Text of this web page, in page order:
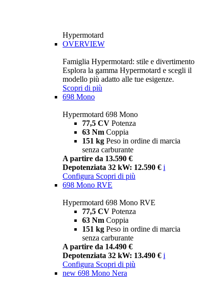
Hypermotard
OVERVIEW
Famiglia Hypermotard: stile e divertimento
Esplora la gamma Hypermotard e scegli il
modello più adatto alle tue esigenze.
Scopri di più
698 Mono
Hypermotard 698 Mono
77,5 CV Potenza
63 Nm Coppia
151 kg Peso in ordine di marcia
senza carburante
A partire da 13.590 €
Depotenziata 32 kW: 12.590 € i
Configura Scopri di più
698 Mono RVE
Hypermotard 698 Mono RVE
77,5 CV Potenza
63 Nm Coppia
151 kg Peso in ordine di marcia
senza carburante
A partire da 14.490 €
Depotenziata 32 kW: 13.490 € i
Configura Scopri di più
new 698 Mono Nera